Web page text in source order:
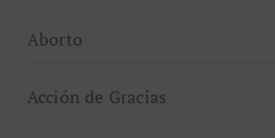
Aborto
Acción de Gracias